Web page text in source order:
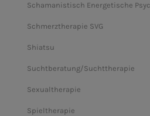
Schamanistisch Energetische
Schmerztherapie SVG
Shiatsu
Suchtberatung/Suchttherapie
Sexualtherapie
Spieltherapie